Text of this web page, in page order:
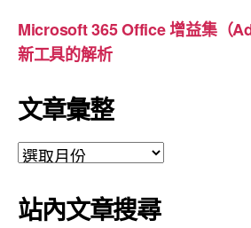
Microsoft 365 Office 增益集（
新工具的解析
文章彙整
文
彙
整
站內文章搜尋